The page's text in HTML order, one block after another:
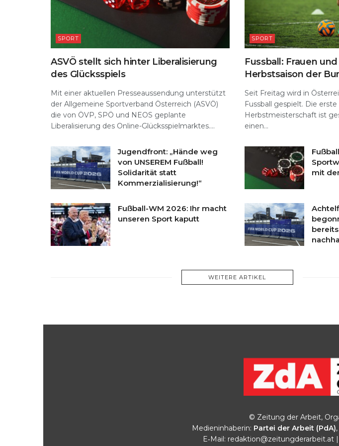
SPORT
ASVÖ stellt sich hinter Liberalisierung
des Glücksspiels
Mit einer aktuellen Presseaussendung unterstützt
der Allgemeine Sportverband Österreich (ASVÖ)
die von ÖVP, SPÖ und NEOS geplante
Liberalisierung des Online-Glücksspielmarktes....
SPORT
Fussball: Frauen
Herbstsaison der
Seit Freitag wird in
Fussball gespielt. Die
Herbstmeisterschaft ist
einen...
Jugendfront: „Hände weg
von UNSEREM Fußball!
Solidarität statt
Kommerzialisierung!“
mit
Fußball-WM 2026: Ihr macht
unseren Sport kaputt
WEITERE ARTIKEL
© Zeitung der Arbeit,
Medieninhaberin: Partei der Arbeit (PdA)
E‑Mail: redaktion@zeitungderarbeit.at |